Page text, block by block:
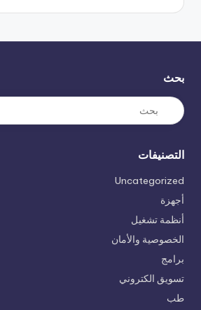
بحث
التصنيفات
Uncategorized
أجهزة
أنظمة تشغيل
الخصوصية والأمان
برامج
تسويق الكتروني
طب